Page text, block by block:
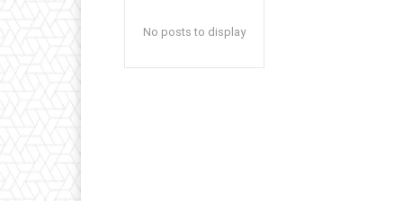
No posts to display